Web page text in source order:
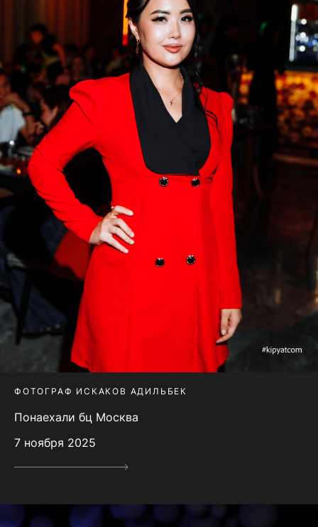
ФОТОГРАФ ИСКАКОВ АДИЛЬБЕК
Понаехали бц Москва
7 ноября 2025